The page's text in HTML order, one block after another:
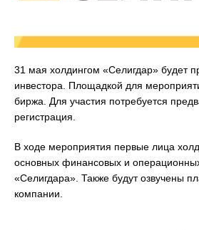
31 мая холдингом «Селигдар» будет
инвестора. Площадкой для
биржа. Для участия потребуется
регистрация.
В ходе мероприятия первые лица
основных финансовых и
«Селигдара». Также будут озвучены
компании.